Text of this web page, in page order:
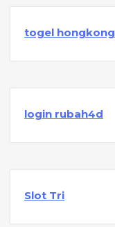
togel hongkong
login rubah4d
Slot Tri